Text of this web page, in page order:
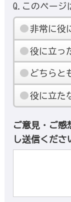
Q.このページ
非常に役
役に立っ
どちらと
役に立た
ご意見・ご感
し送信くださ